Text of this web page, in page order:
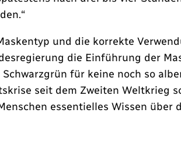
und die korrekte
die Einführung der
für keine noch so
seit dem Zweiten Weltkrieg
essentielles Wissen